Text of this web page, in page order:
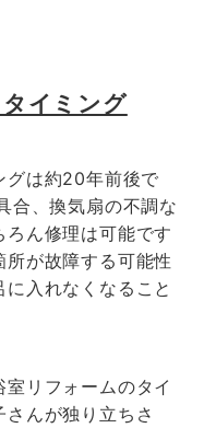
イミング
グは約20年前後で
合、換気扇の不調な
ん修理は可能です
が故障する可能性
入れなくなること
リフォームのタイ
んが独り立ちさ